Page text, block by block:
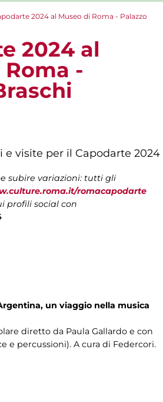
2024 al Museo di Roma - Palazzo
2024 al
-
e visite per il Capodarte 2024
subire variazioni: tutti gli
romacapodarte
profili social con
un viaggio nella musica
diretto da Paula Gallardo e con
e percussioni). A cura di Federcori.